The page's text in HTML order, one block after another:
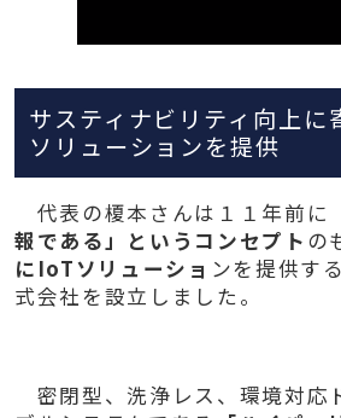
サスティナビリティ向上に
ソリューションを提供
代表の榎本さんは１１年前に
報である」というコンセプト の
にIoTソリューショ ンを提供す
式会社を設立しました。
密閉型、洗浄レス、環境対応